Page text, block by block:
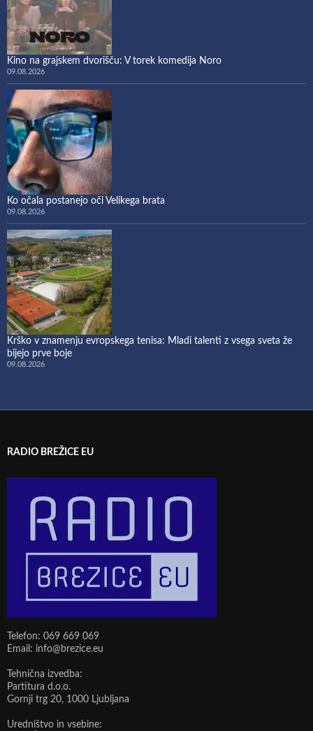
Kino na grajskem dvorišču: V torek komedija Noro
09.08.2026
Ko očala postanejo oči Velikega brata
09.08.2026
Krško v znamenju evropskega tenisa: Mladi talenti z vsega sveta že
bijejo prve boje
09.08.2026
RADIO BREŽICE EU
Telefon: 069 669 069
Email: info@brezice.eu
Tehnična izvedba:
Partitura d.o.o.
Gornji trg 20, 1000 Ljubljana
Uredništvo in vsebine: